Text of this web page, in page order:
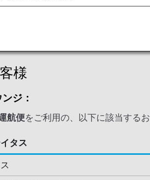
にて、ANA国際線から他航空会社
航会社にお問い合わせください。
LOUNGE」ご利用券は、こちらの
様
ジ：
航便をご利用の、以下に該当する
タス